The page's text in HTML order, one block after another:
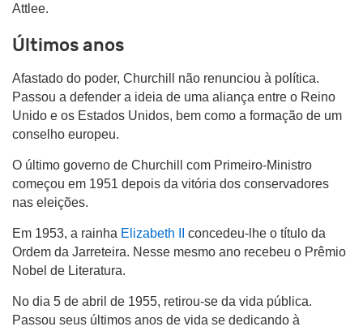
Attlee.
Últimos anos
Afastado do poder, Churchill não renunciou à política.
Passou a defender a ideia de uma aliança entre o Reino
Unido e os Estados Unidos, bem como a formação de um
conselho europeu.
O último governo de Churchill com Primeiro-Ministro
começou em 1951 depois da vitória dos conservadores
nas eleições.
Em 1953, a rainha Elizabeth II
concedeu-lhe o título da
Ordem da Jarreteira. Nesse mesmo ano recebeu o Prêmio
Nobel de Literatura.
No dia 5 de abril de 1955, retirou-se da vida pública.
Passou seus últimos anos de vida se dedicando à